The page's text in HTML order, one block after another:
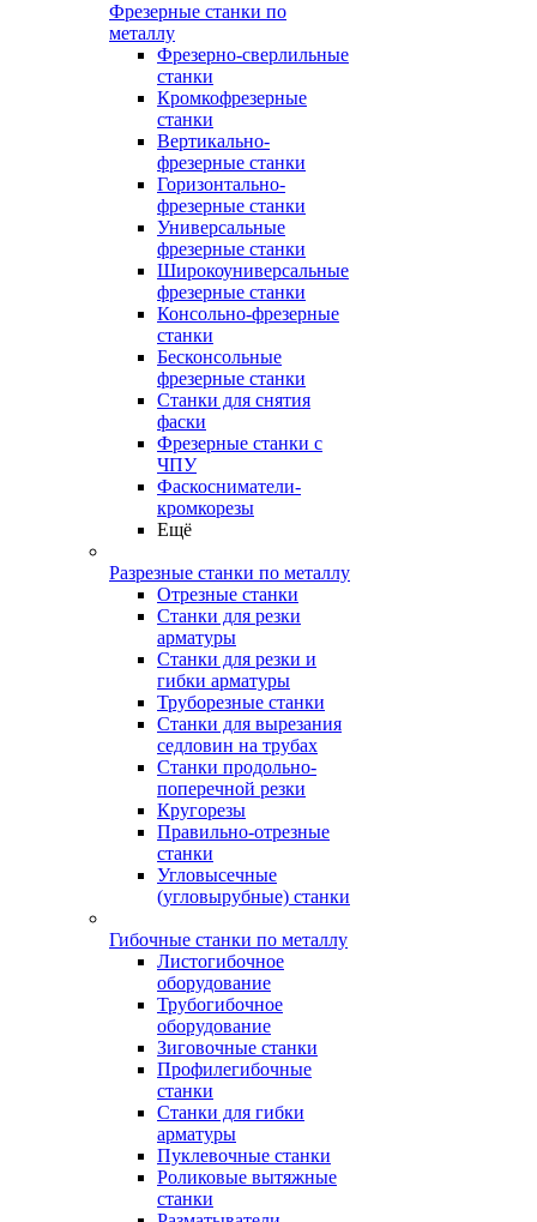
Фрезерные станки по
металлу
Фрезерно-сверлильные
станки
Кромкофрезерные
станки
Вертикально-
фрезерные станки
Горизонтально-
фрезерные станки
Универсальные
фрезерные станки
Широкоуниверсальные
фрезерные станки
Консольно-фрезерные
станки
Бесконсольные
фрезерные станки
Станки для снятия
фаски
Фрезерные станки с
ЧПУ
Фаскосниматели-
кромкорезы
Ещё
Разрезные станки по металлу
Отрезные станки
Станки для резки
арматуры
Станки для резки и
гибки арматуры
Труборезные станки
Станки для вырезания
седловин на трубаx
Станки продольно-
поперечной резки
Кругорезы
Правильно-отрезные
станки
Угловысечные
(угловырубные) станки
Гибочные станки по металлу
Листогибочное
оборудование
Трубогибочное
оборудование
Зиговочные станки
Профилегибочные
станки
Станки для гибки
арматуры
Пуклевочные станки
Роликовые вытяжные
станки